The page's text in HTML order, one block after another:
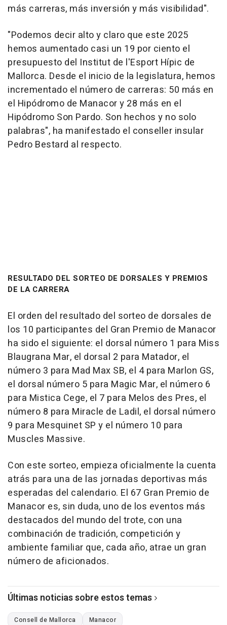
más carreras, más inversión y más visibilidad".
"Podemos decir alto y claro que este 2025
hemos aumentado casi un 19 por ciento el
presupuesto del Institut de l'Esport Hípic de
Mallorca. Desde el inicio de la legislatura, hemos
incrementado el número de carreras: 50 más en
el Hipódromo de Manacor y 28 más en el
Hipódromo Son Pardo. Son hechos y no solo
palabras", ha manifestado el conseller insular
Pedro Bestard al respecto.
RESULTADO DEL SORTEO DE DORSALES Y PREMIOS
DE LA CARRERA
El orden del resultado del sorteo de dorsales de
los 10 participantes del Gran Premio de Manacor
ha sido el siguiente: el dorsal número 1 para Miss
Blaugrana Mar, el dorsal 2 para Matador, el
número 3 para Mad Max SB, el 4 para Marlon GS,
el dorsal número 5 para Magic Mar, el número 6
para Mistica Cege, el 7 para Melos des Pres, el
número 8 para Miracle de Ladil, el dorsal número
9 para Mesquinet SP y el número 10 para
Muscles Massive.
Con este sorteo, empieza oficialmente la cuenta
atrás para una de las jornadas deportivas más
esperadas del calendario. El 67 Gran Premio de
Manacor es, sin duda, uno de los eventos más
destacados del mundo del trote, con una
combinación de tradición, competición y
ambiente familiar que, cada año, atrae un gran
número de aficionados.
Últimas noticias sobre estos temas
Consell de Mallorca Manacor